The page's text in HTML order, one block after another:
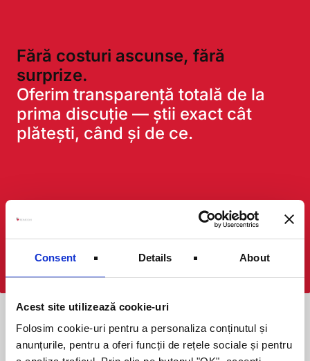
Consent Details About
Acest site utilizează cookie-uri
Folosim cookie-uri pentru a personaliza conținutul și
anunțurile, pentru a oferi funcții de rețele sociale și pentru
Fără costuri ascunse, fără
surprize.
Oferim transparență totală de la
prima discuție — știi exact cât
plătești, când și de ce.
Discută cu un consultant din zona ta
Produse Creditare